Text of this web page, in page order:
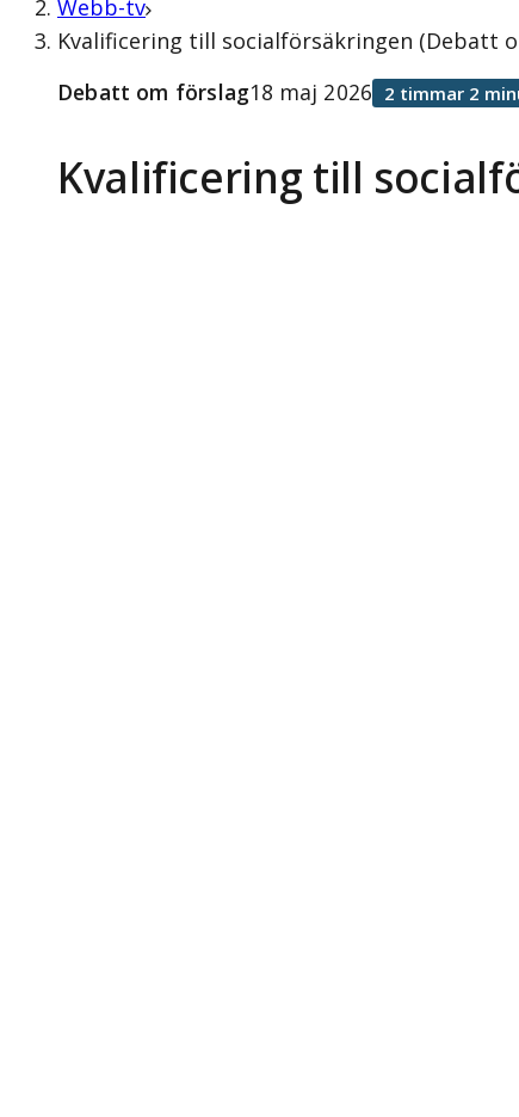
Webb-tv
Kvalificering till socialförsäkringen (Debatt
Kvalificering till
Debatt om förslag18 maj 2026 2 timmar 2